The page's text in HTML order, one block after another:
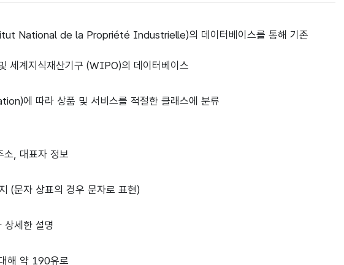
National de la Propriété Industrielle)의 데이터베이스를 통해 기존
세계지식재산기구 (WIPO)의 데이터베이스
에 따라 상품 및 서비스를 적절한 클래스에 분류
소, 대표자 정보
(문자 상표의 경우 문자로 표현)
상세한 설명
해 약 190유로